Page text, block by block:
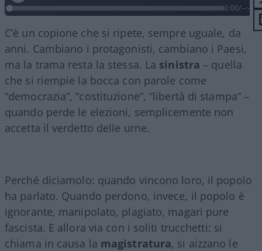
0:00/--:--
C’è un copione che si ripete, sempre uguale, da
anni. Cambiano i protagonisti, cambiano i Paesi,
ma la trama resta la stessa. La sinistra – quella
che si riempie la bocca con parole come
“democrazia”, “costituzione”, “libertà di stampa” –
quando perde le elezioni, semplicemente non
accetta il verdetto delle urne.
Perché diciamolo: quando vincono loro, il popolo
ha parlato. Quando perdono, invece, il popolo è
ignorante, manipolato, plagiato, magari pure
fascista. E allora via con i soliti trucchetti: si
chiama in causa la magistratura, si aizzano le